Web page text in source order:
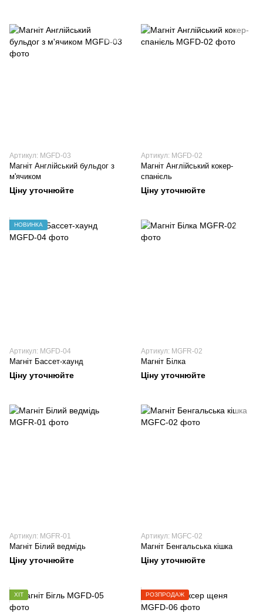
Артикул: MGFD-03
Магніт Англійський бульдог з
м'ячиком
Ціну уточнюйте
Артикул: MGFD-02
Магніт Англійський кокер-
спанієль
Ціну уточнюйте
НОВИНКА
Артикул: MGFD-04
Магніт Бассет-хаунд
Ціну уточнюйте
Артикул: MGFR-02
Магніт Білка
Ціну уточнюйте
Артикул: MGFR-01
Магніт Білий ведмідь
Ціну уточнюйте
Артикул: MGFC-02
Магніт Бенгальська кішка
Ціну уточнюйте
ХІТ РОЗПРОДАЖ